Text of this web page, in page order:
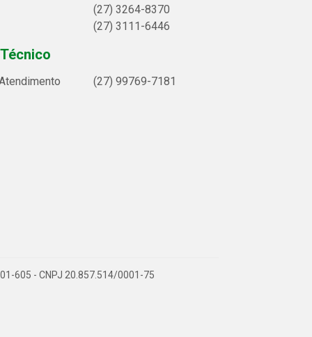
(27) 3264-8370
(27) 3111-6446
(27) 99769-7181
605 - CNPJ 20.857.514/0001-75